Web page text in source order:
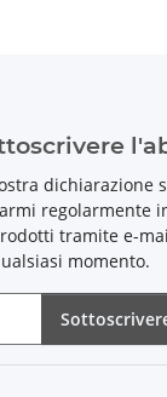
dichiarazione
regolarmente
tramite e-
momento.